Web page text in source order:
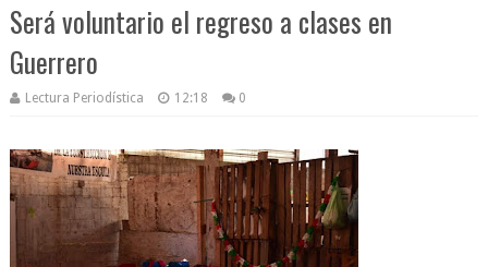
Será voluntario el regreso a clases en
Guerrero
Lectura Periodística 12:18 0